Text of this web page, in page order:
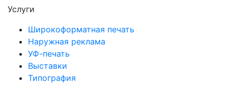
Услуги
Широкоформатная печать
Наружная реклама
УФ-печать
Выставки
Типография